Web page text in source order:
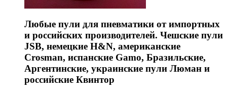
Любые пули для пневматики от импортных
и российских производителей. Чешские пули
JSB, немецкие H&N, американские
Crosman, испанские Gamo, Бразильские,
Аргентинские, украинские пули Люман и
российские Квинтор